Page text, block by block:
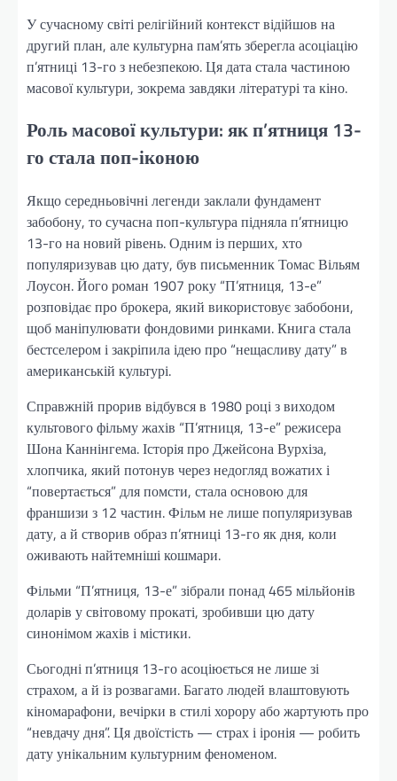
У сучасному світі релігійний контекст відійшов на
другий план, але культурна пам’ять зберегла асоціацію
п’ятниці 13-го з небезпекою. Ця дата стала частиною
масової культури, зокрема завдяки літературі та кіно.
Роль масової культури: як п’ятниця 13-
го стала поп-іконою
Якщо середньовічні легенди заклали фундамент
забобону, то сучасна поп-культура підняла п’ятницю
13-го на новий рівень. Одним із перших, хто
популяризував цю дату, був письменник Томас Вільям
Лоусон. Його роман 1907 року “П’ятниця, 13-е”
розповідає про брокера, який використовує забобони,
щоб маніпулювати фондовими ринками. Книга стала
бестселером і закріпила ідею про “нещасливу дату” в
американській культурі.
Справжній прорив відбувся в 1980 році з виходом
культового фільму жахів “П’ятниця, 13-е” режисера
Шона Каннінгема. Історія про Джейсона Вурхіза,
хлопчика, який потонув через недогляд вожатих і
“повертається” для помсти, стала основою для
франшизи з 12 частин. Фільм не лише популяризував
дату, а й створив образ п’ятниці 13-го як дня, коли
оживають найтемніші кошмари.
Фільми “П’ятниця, 13-е” зібрали понад 465 мільйонів
доларів у світовому прокаті, зробивши цю дату
синонімом жахів і містики.
Сьогодні п’ятниця 13-го асоціюється не лише зі
страхом, а й із розвагами. Багато людей влаштовують
кіномарафони, вечірки в стилі хорору або жартують про
“невдачу дня”. Ця двоїстість — страх і іронія — робить
дату унікальним культурним феноменом.